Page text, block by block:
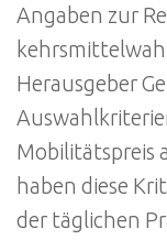
Angaben zur
Herausgeber
Mobilitätspreis
haben diese
der täglichen